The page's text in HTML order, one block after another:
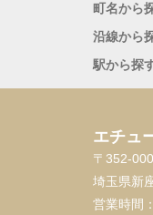
町名から
沿線から
駅から探
エチュ
〒352-
埼玉県新
営業時間：